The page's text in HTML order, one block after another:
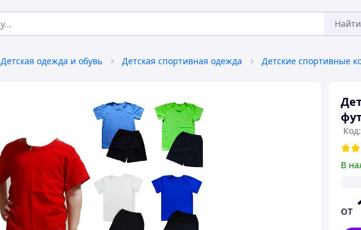
Найти
Детская одежда и обувь Детская спортивная одежда Детские спортивные
В
от